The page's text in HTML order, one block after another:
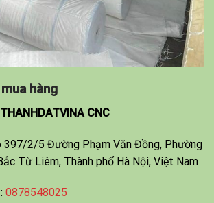
hàng
CNC
397/2/5 Đường Phạm Văn Đồng, Phường
Từ Liêm, Thành phố Hà Nội, Việt Nam
0878548025